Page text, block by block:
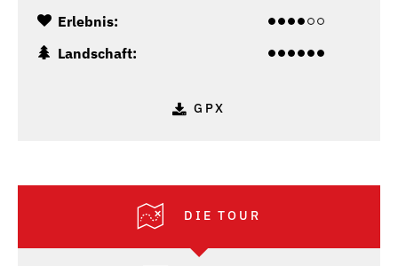
Erlebnis:
Landschaft:
GPX
DIE TOUR